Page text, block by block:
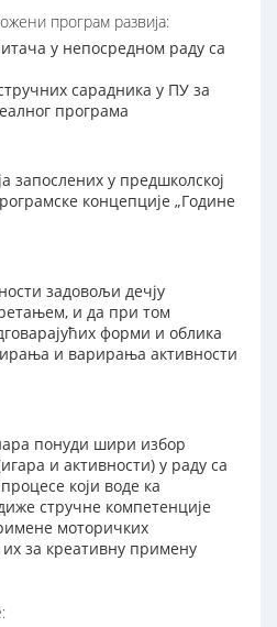
програм развија:
у непосредном раду са
сарадника у ПУ за
програма
запослених у предшколској
концепције „Године
задовољи дечју
и да при том
форми и облика
и варирања активности
понуди шири избор
и активности) у раду са
који воде ка
стручне компетенције
моторичких
за креативну примену